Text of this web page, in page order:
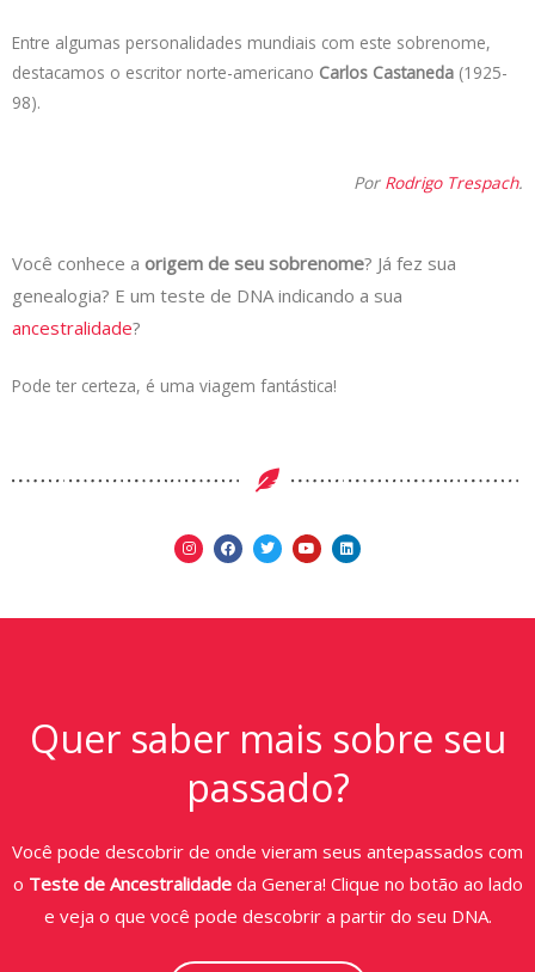
Entre algumas personalidades mundiais com este sobrenome,
destacamos o escritor norte-americano Carlos Castaneda (1925-
98).
Por Rodrigo Trespach.
Você conhece a origem de seu sobrenome? Já fez sua
genealogia? E um teste de DNA indicando a sua
ancestralidade?
Pode ter certeza, é uma viagem fantástica!
Quer saber mais sobre seu
passado?
Você pode descobrir de onde vieram seus antepassados com
o Teste de Ancestralidadeda Genera! Clique no botão ao lado
e veja o que você pode descobrir a partir do seu DNA.